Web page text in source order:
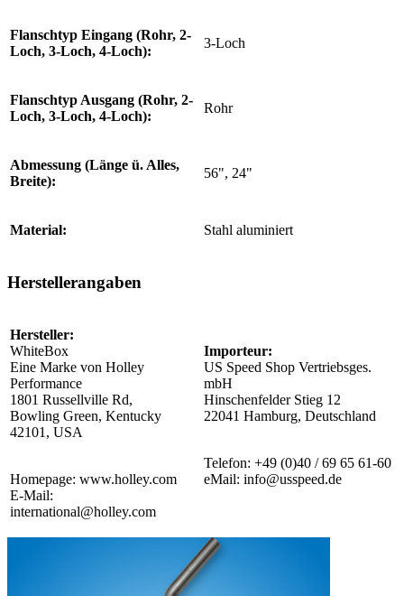
Flanschtyp Eingang (Rohr, 2-
Loch, 3-Loch, 4-Loch):
3-Loch
Flanschtyp Ausgang (Rohr, 2-
Loch, 3-Loch, 4-Loch):
Rohr
Abmessung (Länge ü. Alles,
Breite):
56", 24"
Material: Stahl aluminiert
Herstellerangaben
Hersteller:
WhiteBox
Eine Marke von Holley
Performance
1801 Russellville Rd,
Bowling Green, Kentucky
42101, USA
Homepage: www.holley.com
E-Mail:
international@holley.com
Importeur:
US Speed Shop Vertriebsges.
mbH
Hinschenfelder Stieg 12
22041 Hamburg, Deutschland
Telefon: +49 (0)40 / 69 65 61-60
eMail: info@usspeed.de